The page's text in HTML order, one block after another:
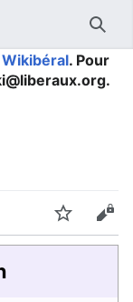
Wikibéral. Pour
Suivre